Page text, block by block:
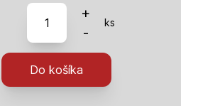
množstvo
fólia
záhradná,
mulčovací,
+
-
ks
Do košíka